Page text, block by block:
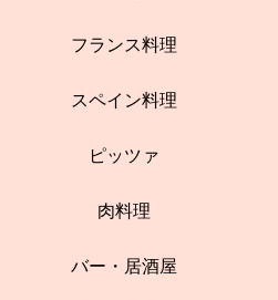
フランス料理
スペイン料理
ピッツァ
肉料理
バー・居酒屋